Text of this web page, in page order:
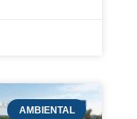
AMBIENTAL